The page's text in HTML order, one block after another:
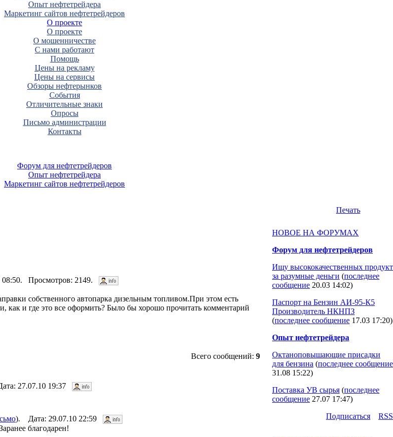
Опыт нефтетрейдера
Маркетинг сайтов нефтетрейдеров
О проекте
О проекте
О мошенничестве
С нами работают
Помощь
Цены на рекламу
Цены на сервисы
Обзоры нефтерынков
События
Отличительные знаки
Опросы
Письмо администрации
Контакты
Форум для нефтетрейдеров
Опыт нефтетрейдера
Маркетинг сайтов нефтетрейдеров
Печать
Просмотров: 2149.
собственного автопарка дизельным топливом.При этом есть
и где это все оформить? Было бы хорошо прочитать комментарий
Всего сообщений: 9
27.07.10 19:37
). Дата: 29.07.10 22:59
благодарен!
НОВОЕ НА ФОРУМАХ
Форум для нефтетрейдеров
Ищу высококачественных продукт
за разумные деньги (последнее
сообщение 20.03 14:02)
Паспорт на Бензин АИ-95-К5
Производитель НКНПЗ
(последнее сообщение 17.03 17:20)
Опыт нефтетрейдера
Октаноповышающие присадки
для бензина (последнее сообщение
31.08 15:22)
Поставка УВ сырья (последнее
сообщение 27.07 17:47)
Подпиcаться
RSS